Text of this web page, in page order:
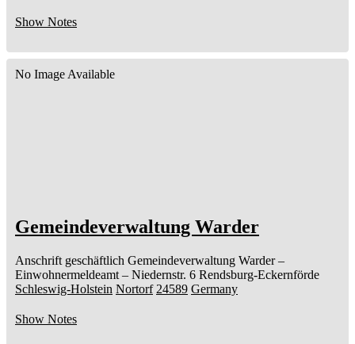
Show Notes
No Image Available
Gemeindeverwaltung Warder
Anschrift geschäftlich Gemeindeverwaltung Warder –
Einwohnermeldeamt – Niedernstr. 6 Rendsburg-Eckernförde
Schleswig-Holstein Nortorf 24589 Germany
Show Notes